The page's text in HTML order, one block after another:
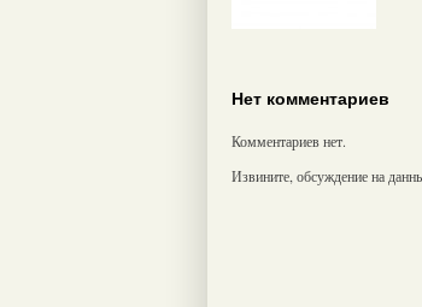
Нет комментариев
Комментариев нет.
Извините, обсуждение на